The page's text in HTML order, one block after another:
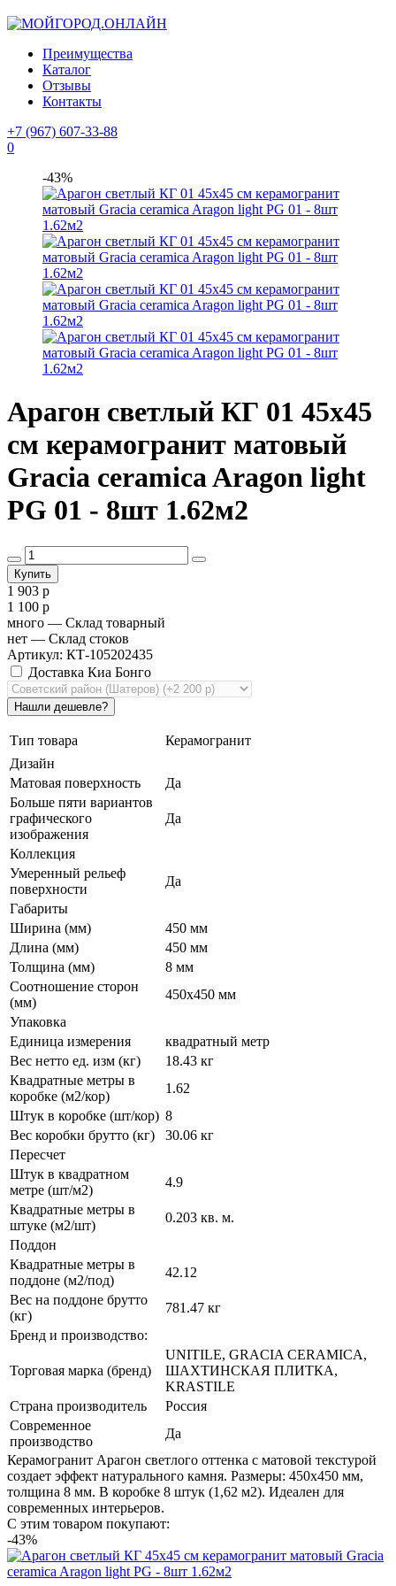
Преимущества
Каталог
Отзывы
Контакты
+7 (967) 607-33-88
0
-43%
Арагон светлый КГ 01 45х45
см керамогранит матовый
Gracia ceramica Aragon light
PG 01 - 8шт 1.62м2
1 903 р
1 100 р
много — Склад товарный
нет — Склад стоков
Артикул: КТ-105202435
Доставка Киа Бонго
Тип товара
Керамогранит
Дизайн
Матовая поверхность
Да
Больше пяти вариантов
графического
изображения
Да
Коллекция
Умеренный рельеф
поверхности
Да
Габариты
Ширина (мм)
450 мм
Длина (мм)
450 мм
Толщина (мм)
8 мм
Соотношение сторон
(мм)
450x450 мм
Упаковка
Единица измерения
квадратный метр
Вес нетто ед. изм (кг)
18.43 кг
Квадратные метры в
коробке (м2/кор)
1.62
Штук в коробке (шт/кор) 8
Вес коробки брутто (кг)
30.06 кг
Пересчет
Штук в квадратном
метре (шт/м2)
4.9
Квадратные метры в
штуке (м2/шт)
0.203 кв. м.
Поддон
Квадратные метры в
поддоне (м2/под)
42.12
Вес на поддоне брутто
(кг)
781.47 кг
Бренд и производство:
Торговая марка (бренд)
UNITILE, GRACIA CERAMICA,
ШАХТИНСКАЯ ПЛИТКА,
KRASTILE
Страна производитель
Россия
Современное
производство
Да
Керамогранит Арагон светлого оттенка с матовой текстурой
создает эффект натурального камня. Размеры: 450x450 мм,
толщина 8 мм. В коробке 8 штук (1,62 м2). Идеален для
современных интерьеров.
С этим товаром покупают:
-43%